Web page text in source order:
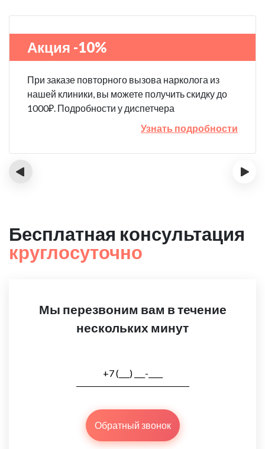
Акция -10%
При заказе повторного вызова нарколога из
нашей клиники, вы можете получить скидку до
1000₽. Подробности у диспетчера
Узнать подробности
‹ ›
Бесплатная консультация
круглосуточно
Мы перезвоним вам в течение
нескольких минут
Обратный звонок